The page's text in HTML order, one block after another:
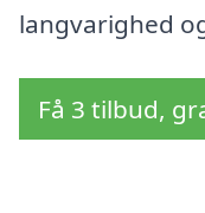
langvarighed
Få 3 tilbud,